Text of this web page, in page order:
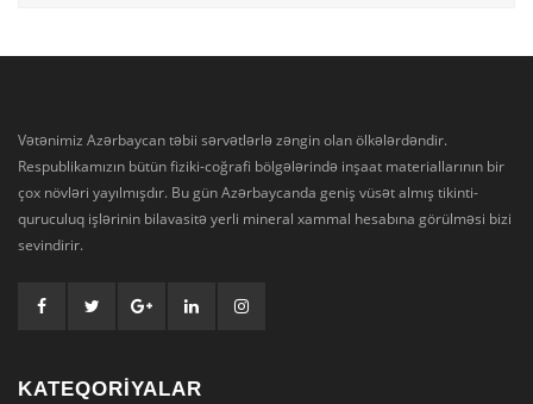
Vətənimiz Azərbaycan təbii sərvətlərlə zəngin olan ölkələrdəndir.
Respublikamızın bütün fiziki-coğrafi bölgələrində inşaat materiallarının bir
çox növləri yayılmışdır. Bu gün Azərbaycanda geniş vüsət almış tikinti-
quruculuq işlərinin bilavasitə yerli mineral xammal hesabına görülməsi bizi
sevindirir.
KATEQORİYALAR